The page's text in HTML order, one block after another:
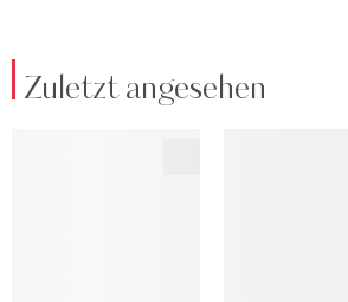
Zuletzt angesehen